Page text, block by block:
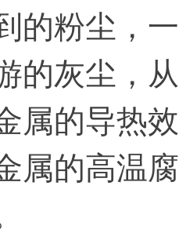
的粉尘，
的灰尘，
属的导热
属的高温